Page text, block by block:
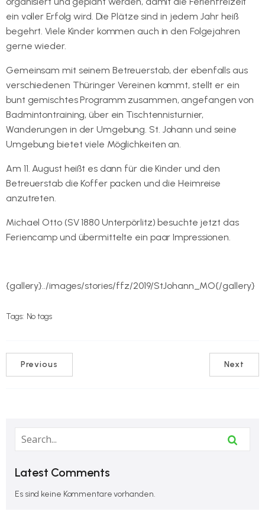
ein voller Erfolg wird. Die Plätze sind in jedem Jahr heiß
begehrt. Viele Kinder kommen auch in den Folgejahren
gerne wieder.
Gemeinsam mit seinem Betreuerstab, der ebenfalls aus
verschiedenen Thüringer Vereinen kommt, stellt er ein
bunt gemischtes Programm zusammen, angefangen von
Badmintontraining, über ein Tischtennisturnier,
Wanderungen in der Umgebung. St. Johann und seine
Umgebung bietet viele Möglichkeiten an.
Am 11. August heißt es dann für die Kinder und den
Betreuerstab die Koffer packen und die Heimreise
anzutreten.
Michael Otto (SV 1880 Unterpörlitz) besuchte jetzt das
Feriencamp und übermittelte ein paar Impressionen.
{gallery}../images/stories/ffz/2019/StJohann_MO{/gallery}
Tags: No tags
Previous Next
Latest Comments
Es sind keine Kommentare vorhanden.